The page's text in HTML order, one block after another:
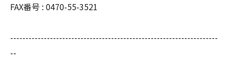
FAX番号 : 0470-55-3521
--------------------------------------------------------------------
--